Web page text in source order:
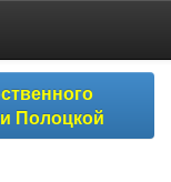
Полоцкой